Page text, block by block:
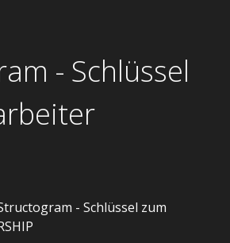
- Schlüssel
- Schlüssel zum